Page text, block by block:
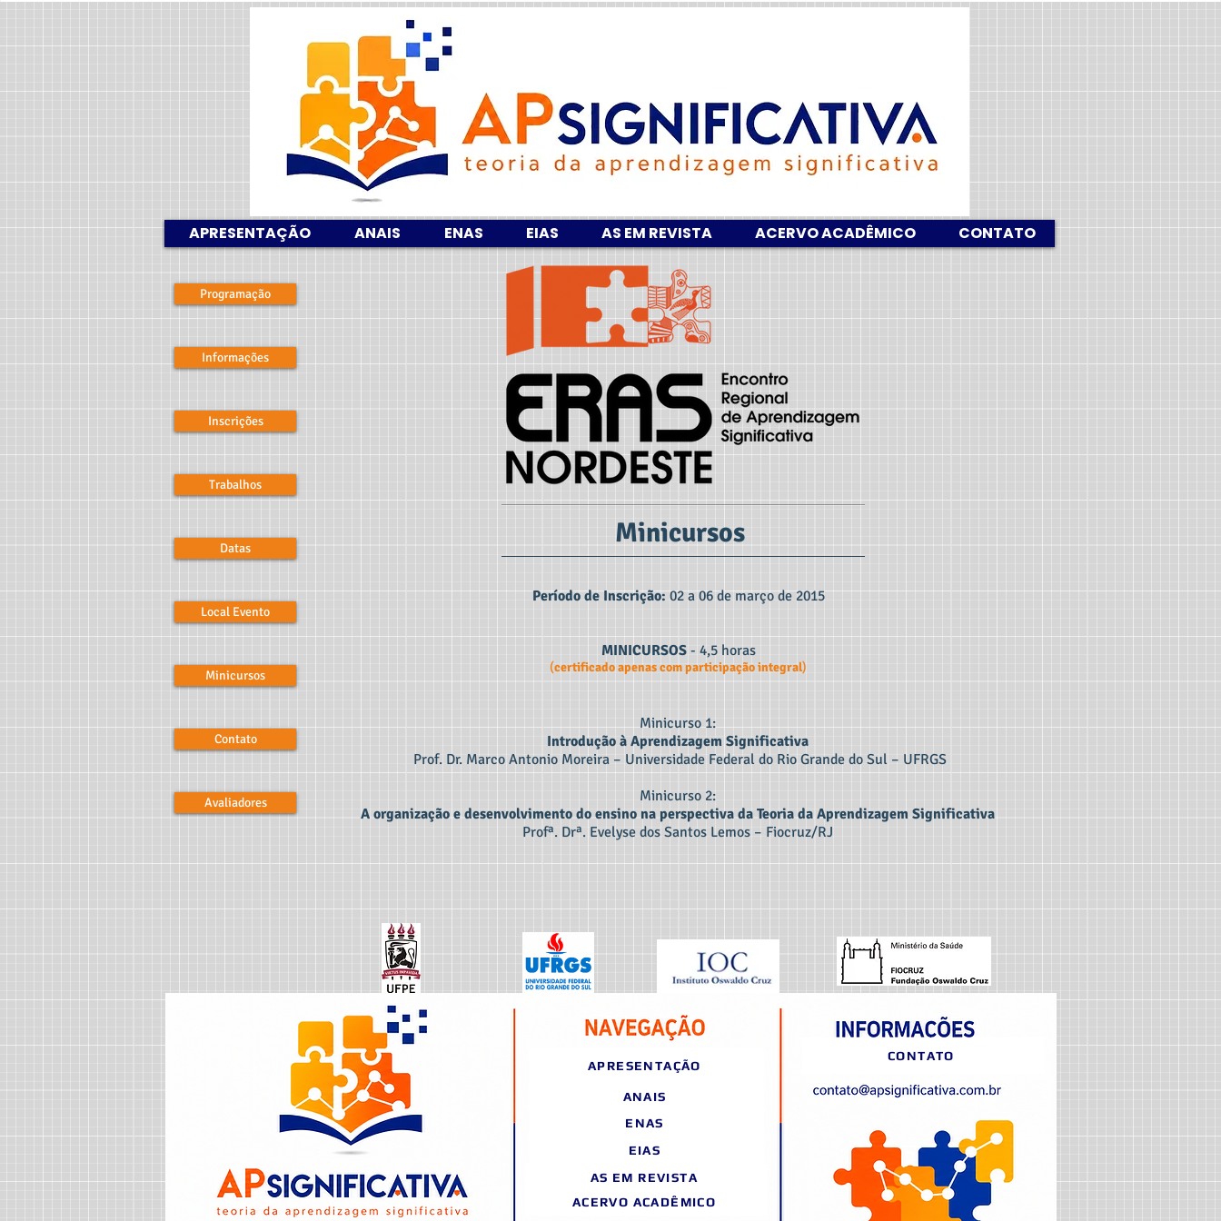
APRESENTAÇÃO ANAIS ENAS EIAS AS EM REVISTA ACERVO ACADÊMICO CONTATO
Programação
Informações
Inscrições
Trabalhos
Datas
Local Evento
Minicursos
Contato
Avaliadores
Período de Inscrição:02 a 06 de março de 2015
MINICURSOS - 4,5 horas
(certificado apenas com participação integral)
Minicurso 1:
Introdução à Aprendizagem Significativa
Prof. Dr. Marco Antonio Moreira – Universidade Federal do Rio Grande do Sul – UFRGS
Minicurso 2:
A organização e desenvolvimento do ensino na perspectiva da Teoria da Aprendizagem Significativa
Profª. Drª. Evelyse dos Santos Lemos – Fiocruz/RJ
Minicursos
APRESENTAÇÃO
ANAIS
ENAS
EIAS
AS EM REVISTA
ACERVO ACADÊMICO
CONTATO